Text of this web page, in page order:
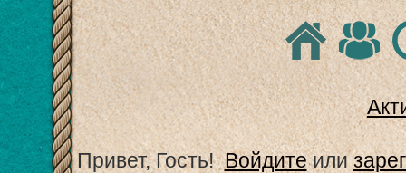
Привет, Гость! Войдитеили